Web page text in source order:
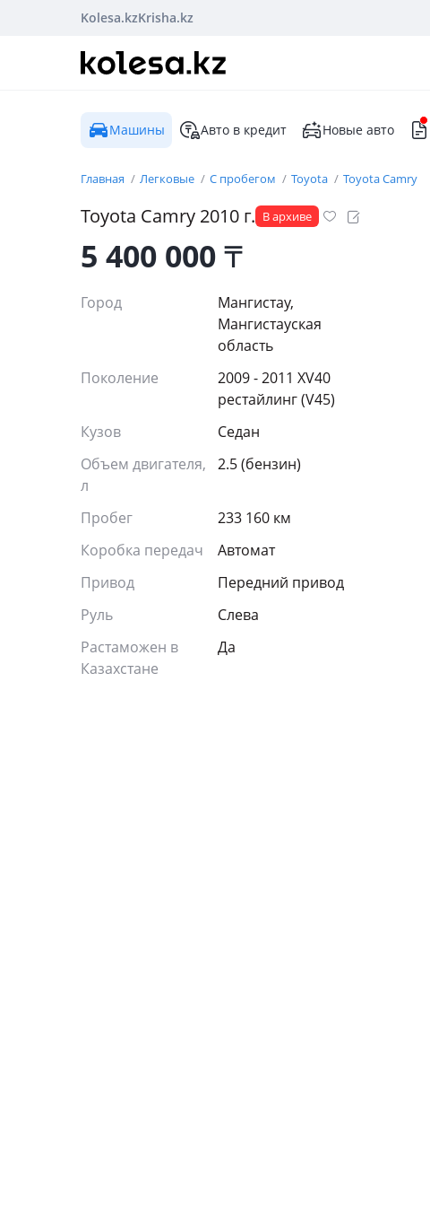
Kolesa.kzKrisha.kz
Машины Авто в кредит Новые авто
Главная Легковые С пробегом Toyota Toyota Camry
Toyota Camry 2010 г. В архиве
5 400 000₸
Город
Мангистау,
Мангистауская
область
Поколение
2009 - 2011 XV40
рестайлинг (V45)
Кузов
Седан
Объем двигателя,
л
2.5 (бензин)
Пробег
233 160 км
Коробка передач
Автомат
Привод
Передний привод
Руль
Слева
Растаможен в
Казахстане
Да